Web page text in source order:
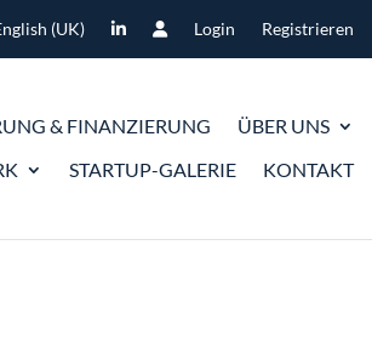
(UK) Login Registrieren
& FINANZIERUNG
ÜBER UNS
STARTUP-GALERIE KONTAKT